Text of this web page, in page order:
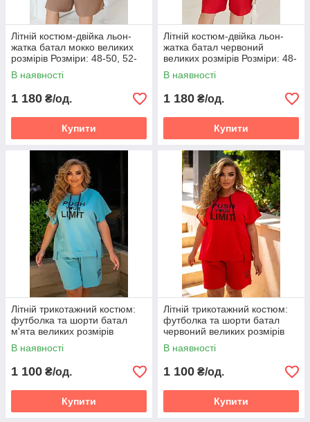
Літній костюм-двійка льон-
жатка батал мокко великих
розмірів Розміри: 48-50, 52-
54, 56-58
В наявності
1 180 ₴/од.
Купити
Літній костюм-двійка льон-
жатка батал червоний
великих розмірів Розміри: 48-
50, 52-54, 56-58
В наявності
1 180 ₴/од.
Купити
Літній трикотажний костюм:
футболка та шорти батал
м'ята великих розмірів
Розміри: 48-50, 52-54, 56-58
В наявності
1 100 ₴/од.
Купити
Літній трикотажний костюм:
футболка та шорти батал
червоний великих розмірів
Розміри: 48-50, 52-54, 56-58
В наявності
1 100 ₴/од.
Купити